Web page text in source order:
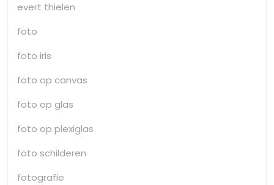
evert thielen
foto
foto iris
foto op canvas
foto op glas
foto op plexiglas
foto schilderen
fotografie